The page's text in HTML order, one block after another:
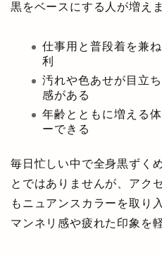
黒をベースにする人が増えま
仕事用と普段着を兼
利
汚れや色あせが目立
感がある
年齢とともに増える
ーできる
毎日忙しい中で全身黒ずく
とではありませんが、アク
もニュアンスカラーを取り
マンネリ感や疲れた印象を